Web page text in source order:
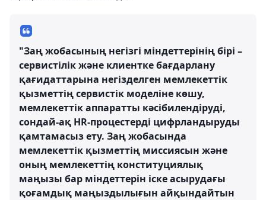
"Заң жобасының негізгі міндеттерінің бірі –
сервистілік және клиентке бағдарлану
қағидаттарына негізделген мемлекеттік
қызметтің сервистік моделіне көшу,
мемлекеттік аппаратты кәсібилендіруді,
сондай-ақ HR-процестерді цифрландыруды
қамтамасыз ету. Заң жобасында
мемлекеттік қызметтің миссиясын және
оның мемлекеттің конституциялық
маңызы бар міндеттерін іске асырудағы
қоғамдық маңыздылығын айқындайтын